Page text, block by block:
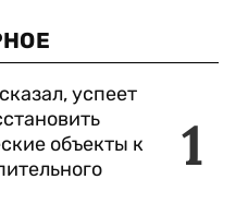
1
успеет
объекты к